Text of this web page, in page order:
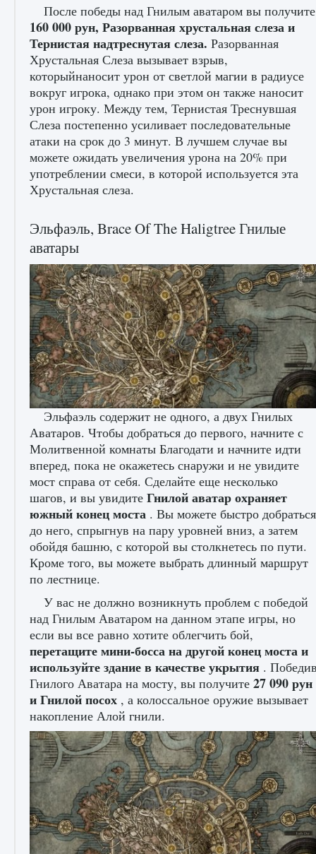
Как найти Гробницу Изгоев в Diablo 4
9 августа 2024 1 337 0 0
Как получить Thunder Egg в Stardew Valley
9 августа 2024
Как исправить неработающие награды For
Honor
9 августа 2024 1 205 0 0
Как разблокировать чертеж счастливого
оружия в MW3 и Warzone
9 августа 2024 1 151 0 0
Все новые функции Ultimate Team в EA FC
25
9 августа 2024 1 297 0 0
После победы над Гнилым аватаром вы получите
160 000 рун, Разорванная хрустальная слеза и
Тернистая надтреснутая слеза. Разорванная
Хрустальная Слеза вызывает взрыв,
которыйнаносит урон от светлой магии в радиусе
вокруг игрока, однако при этом он также наносит
урон игроку. Между тем, Тернистая Треснувшая
Слеза постепенно усиливает последовательные
атаки на срок до 3 минут. В лучшем случае вы
можете ожидать увеличения урона на 20% при
употреблении смеси, в которой используется эта
Хрустальная слеза.
Эльфаэль, Brace Of The Haligtree Гнилые
аватары
Эльфаэль содержит не одного, а двух Гнилых
Аватаров. Чтобы добраться до первого, начните с
Молитвенной комнаты Благодати и начните идти
вперед, пока не окажетесь снаружи и не увидите
мост справа от себя. Сделайте еще несколько
шагов, и вы увидите Гнилой аватар охраняет
южный конец моста . Вы можете быстро добраться
до него, спрыгнув на пару уровней вниз, а затем
обойдя башню, с которой вы столкнетесь по пути.
Кроме того, вы можете выбрать длинный маршрут
по лестнице.
У вас не должно возникнуть проблем с победой
над Гнилым Аватаром на данном этапе игры, но
если вы все равно хотите облегчить бой,
перетащите мини-босса на другой конец моста и
используйте здание в качестве укрытия .
Гнилого Аватара на мосту, вы получите 27 090 рун
и Гнилой посох , а колоссальное оружие вызывает
накопление Алой гнили.